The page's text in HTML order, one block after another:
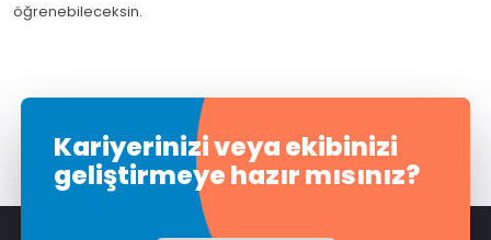
öğrenebileceksin.
Kariyerinizi veya ekibinizi
geliştirmeye hazır mısınız?